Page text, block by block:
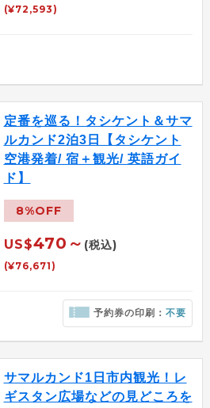
(¥72,593)
定番を巡る！タシケント＆サマ
ルカンド2泊3日【タシケント
空港発着/ 宿＋観光/ 英語ガイ
ド】
8%OFF
US$470～ (税込)
(¥76,671)
予約券の印刷：不要
サマルカンド1日市内観光！レ
ギスタン広場などの見どころを